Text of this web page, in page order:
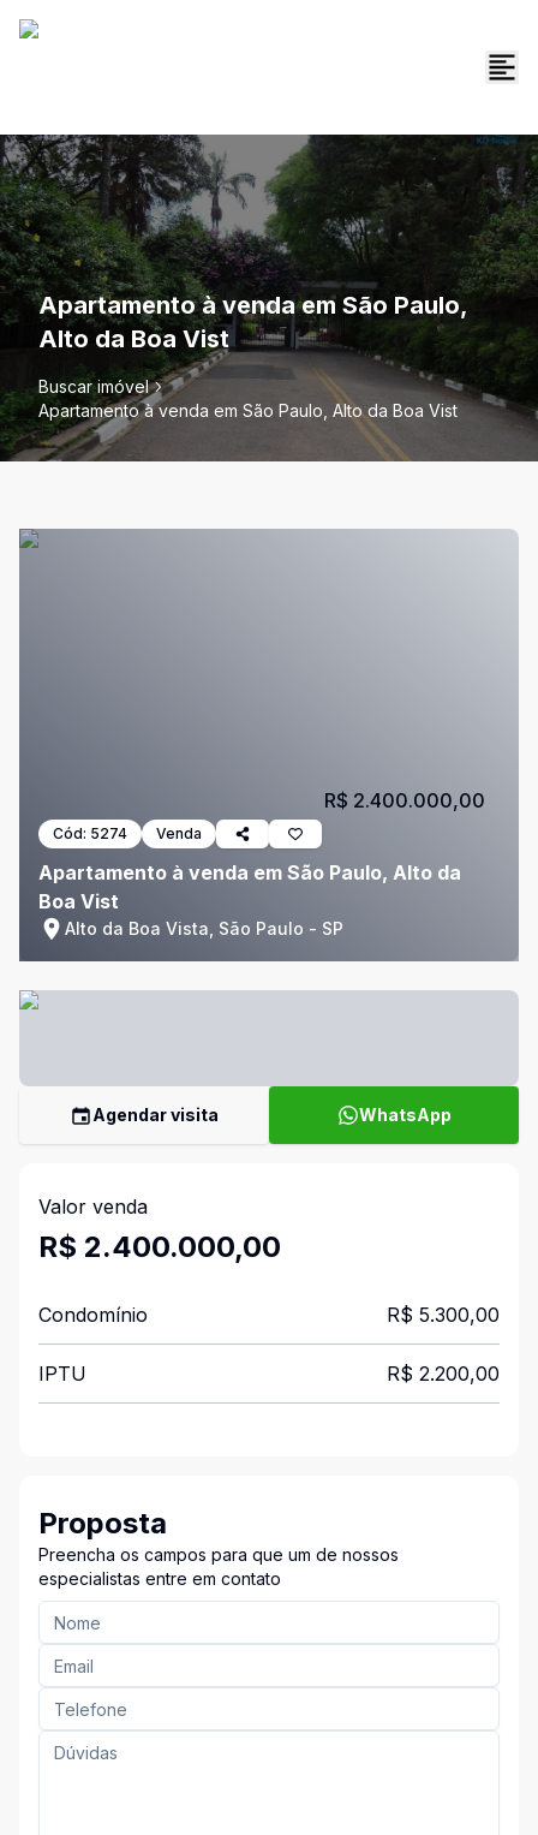
Apartamento à venda em São Paulo,
Alto da Boa Vist
Buscar imóvel
Apartamento à venda em São Paulo, Alto da Boa Vist
Cód: 5274 Venda
Apartamento à venda em São Paulo, Alto da
Boa Vist
Alto da Boa Vista, São Paulo - SP
R$ 2.400.000,00
Agendar visita WhatsApp
Valor venda
R$ 2.400.000,00
Condomínio R$ 5.300,00
IPTU R$ 2.200,00
Proposta
Preencha os campos para que um de nossos
especialistas entre em contato